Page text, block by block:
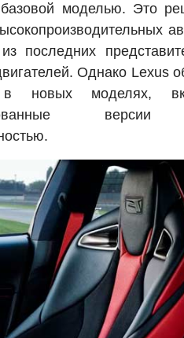
моделью. Это
последних
Однако Lexus
новых моделях,